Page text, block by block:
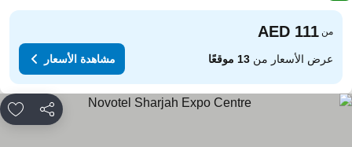
من
عرض الأسعار من13 موقعًا مشاهدة الأسعار
مشاركة